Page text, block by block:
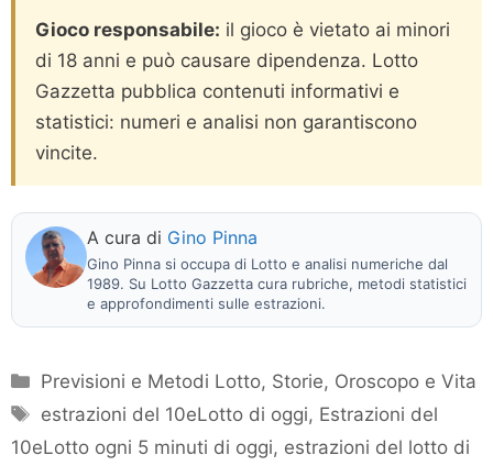
Gioco responsabile: il gioco è vietato ai minori
di 18 anni e può causare dipendenza. Lotto
Gazzetta pubblica contenuti informativi e
statistici: numeri e analisi non garantiscono
vincite.
A cura di Gino Pinna
Gino Pinna si occupa di Lotto e analisi numeriche dal
1989. Su Lotto Gazzetta cura rubriche, metodi statistici
e approfondimenti sulle estrazioni.
Categorie
Previsioni e Metodi Lotto, Storie, Oroscopo e Vita
Tag
estrazioni del 10eLotto di oggi, Estrazioni del
10eLotto ogni 5 minuti di oggi, estrazioni del lotto di